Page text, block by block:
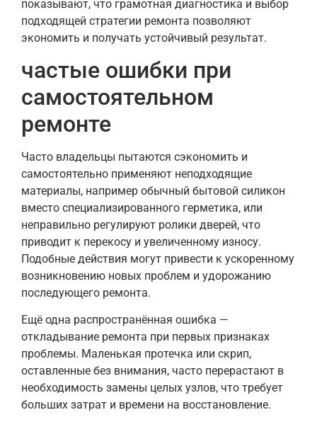
показывают, что грамотная диагностика и выбор
подходящей стратегии ремонта позволяют
экономить и получать устойчивый результат.
частые ошибки при
самостоятельном
ремонте
Часто владельцы пытаются сэкономить и
самостоятельно применяют неподходящие
материалы, например обычный бытовой силикон
вместо специализированного герметика, или
неправильно регулируют ролики дверей, что
приводит к перекосу и увеличенному износу.
Подобные действия могут привести к ускоренному
возникновению новых проблем и удорожанию
последующего ремонта.
Ещё одна распространённая ошибка —
откладывание ремонта при первых признаках
проблемы. Маленькая протечка или скрип,
оставленные без внимания, часто перерастают в
необходимость замены целых узлов, что требует
больших затрат и времени на восстановление.